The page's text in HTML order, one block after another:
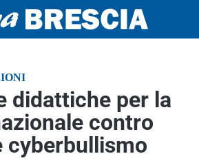
didattiche per la
contro
cyberbullismo